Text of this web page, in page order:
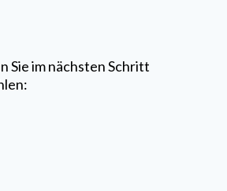
Sie im nächsten Schritt